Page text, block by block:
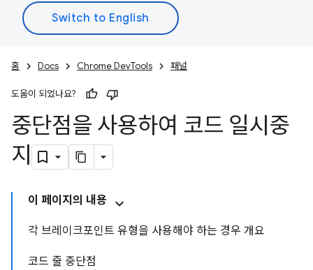
홈 Docs Chrome DevTools 패널
도움이 되었나요?
중단점을 사용하여 코드 일시중
지
이 페이지의 내용
각 브레이크포인트 유형을 사용해야 하는 경우 개요
코드 줄 중단점